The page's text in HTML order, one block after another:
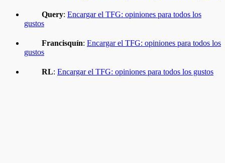
Query: Encargar el TFG: opiniones para todos los
gustos
Francisquín: Encargar el TFG: opiniones para todos los
gustos
RL: Encargar el TFG: opiniones para todos los gustos